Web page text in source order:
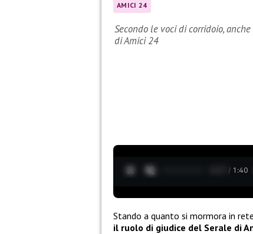
AMICI 24
Secondo le voci di corridoio,
di Amici 24
0:28 / 1:40
Stando a quanto si mormora in
il ruolo di giudice del Serale di